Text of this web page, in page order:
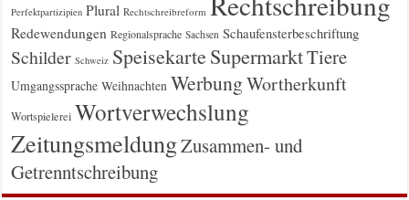
Perfektpartizipien Plural Rechtschreibreform
Redewendungen Regionalsprache Sachsen Schaufensterbeschriftung
Schilder Schweiz Speisekarte SupermarktTiere
Umgangssprache Weihnachten WerbungWortherkunft
Wortspielerei Wortverwechslung
ZeitungsmeldungZusammen- und
Getrenntschreibung